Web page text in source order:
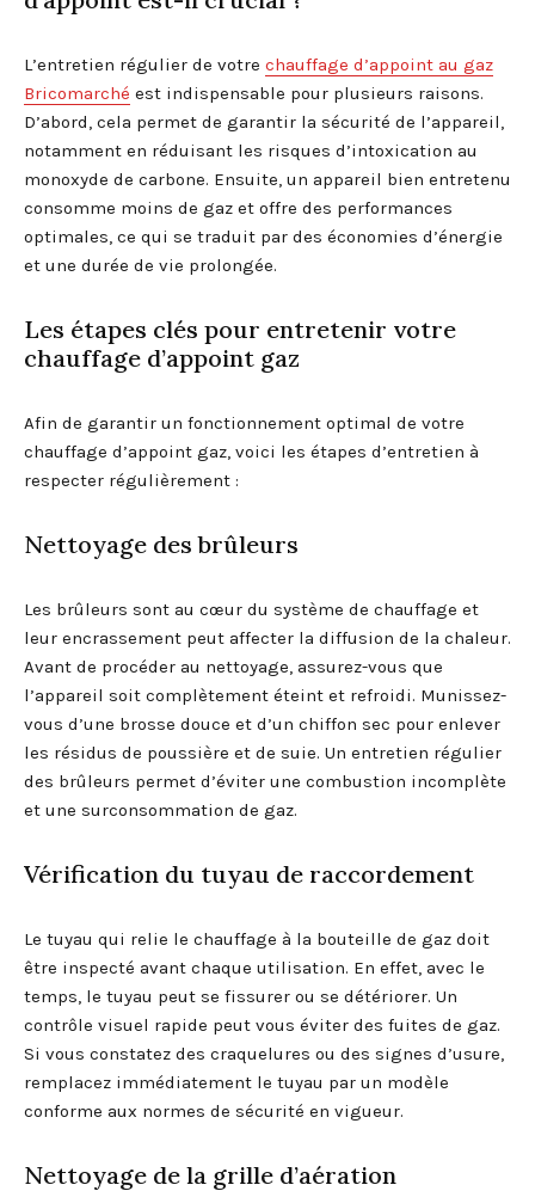
L’entretien régulier de votre chauffage d’appoint au gaz
Bricomarché est indispensable pour plusieurs raisons.
D’abord, cela permet de garantir la sécurité de l’appareil,
notamment en réduisant les risques d’intoxication au
monoxyde de carbone. Ensuite, un appareil bien entretenu
consomme moins de gaz et offre des performances
optimales, ce qui se traduit par des économies d’énergie
et une durée de vie prolongée.
Les étapes clés pour entretenir votre
chauffage d’appoint gaz
Afin de garantir un fonctionnement optimal de votre
chauffage d’appoint gaz, voici les étapes d’entretien à
respecter régulièrement :
Nettoyage des brûleurs
Les brûleurs sont au cœur du système de chauffage et
leur encrassement peut affecter la diffusion de la chaleur.
Avant de procéder au nettoyage, assurez-vous que
l’appareil soit complètement éteint et refroidi. Munissez-
vous d’une brosse douce et d’un chiffon sec pour enlever
les résidus de poussière et de suie. Un entretien régulier
des brûleurs permet d’éviter une combustion incomplète
et une surconsommation de gaz.
Vérification du tuyau de raccordement
Le tuyau qui relie le chauffage à la bouteille de gaz doit
être inspecté avant chaque utilisation. En effet, avec le
temps, le tuyau peut se fissurer ou se détériorer. Un
contrôle visuel rapide peut vous éviter des fuites de gaz.
Si vous constatez des craquelures ou des signes d’usure,
remplacez immédiatement le tuyau par un modèle
conforme aux normes de sécurité en vigueur.
Nettoyage de la grille d’aération